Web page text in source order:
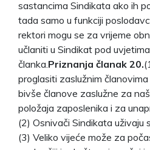
sastancima Sindikata ako ih
tada samo u funkciji
rektori mogu se za vrijeme
učlaniti u Sindikat pod
članka. Priznanja članak 20.
proglasiti zaslužnim
bivše članove zaslužne za
položaja zaposlenika i za
(2) Osnivači Sindikata uživaju
(3) Veliko vijeće može za